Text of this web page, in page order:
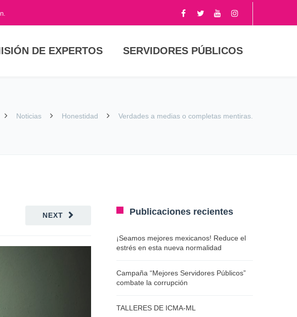
DE EXPERTOS SERVIDORES PÚBLICOS
Noticias Honestidad Verdades a medias o completas mentiras.
NEXT Publicaciones recientes
¡Seamos mejores mexicanos! Reduce el
estrés en esta nueva normalidad
Campaña “Mejores Servidores Públicos”
combate la corrupción
TALLERES DE ICMA-ML